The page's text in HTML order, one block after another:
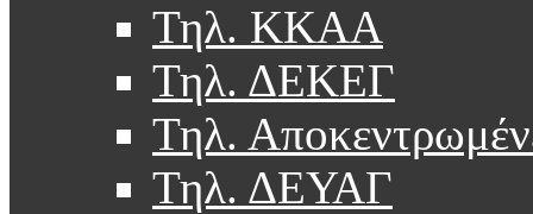
Τηλ. ΚΚΑΑ
Τηλ. ΔΕΚΕΓ
Τηλ.
Τηλ. ΔΕΥΑΓ